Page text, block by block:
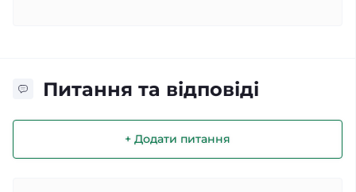
Питання та відповіді
+ Додати питання